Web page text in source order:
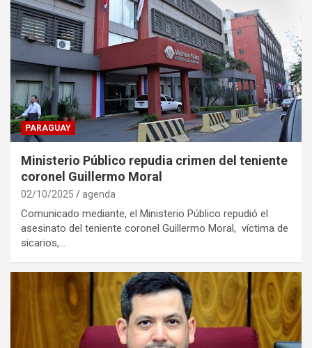
PARAGUAY
Ministerio Público repudia crimen del teniente
coronel Guillermo Moral
02/10/2025 agenda
Comunicado mediante, el Ministerio Público repudió el
asesinato del teniente coronel Guillermo Moral, víctima de
sicarios,…